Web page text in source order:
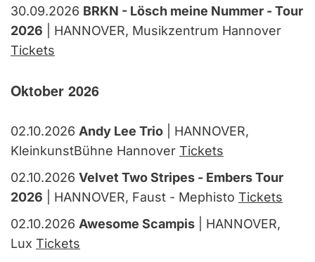
30.09.2026 BRKN - Lösch meine Nummer - Tour
2026 | HANNOVER, Musikzentrum Hannover
Tickets
Oktober 2026
02.10.2026 Andy Lee Trio | HANNOVER,
KleinkunstBühne Hannover Tickets
02.10.2026 Velvet Two Stripes - Embers Tour
2026 | HANNOVER, Faust - Mephisto Tickets
02.10.2026 Awesome Scampis | HANNOVER,
Lux Tickets